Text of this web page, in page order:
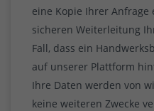
eine Kopie Ihrer
sicheren Weiterleitung
Fall, dass ein
auf unserer Plattform
Ihre Daten werden von
keine weiteren Zwecke